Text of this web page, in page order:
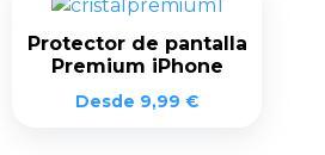
Protector de pantalla
Premium iPhone
Desde 9,99 €